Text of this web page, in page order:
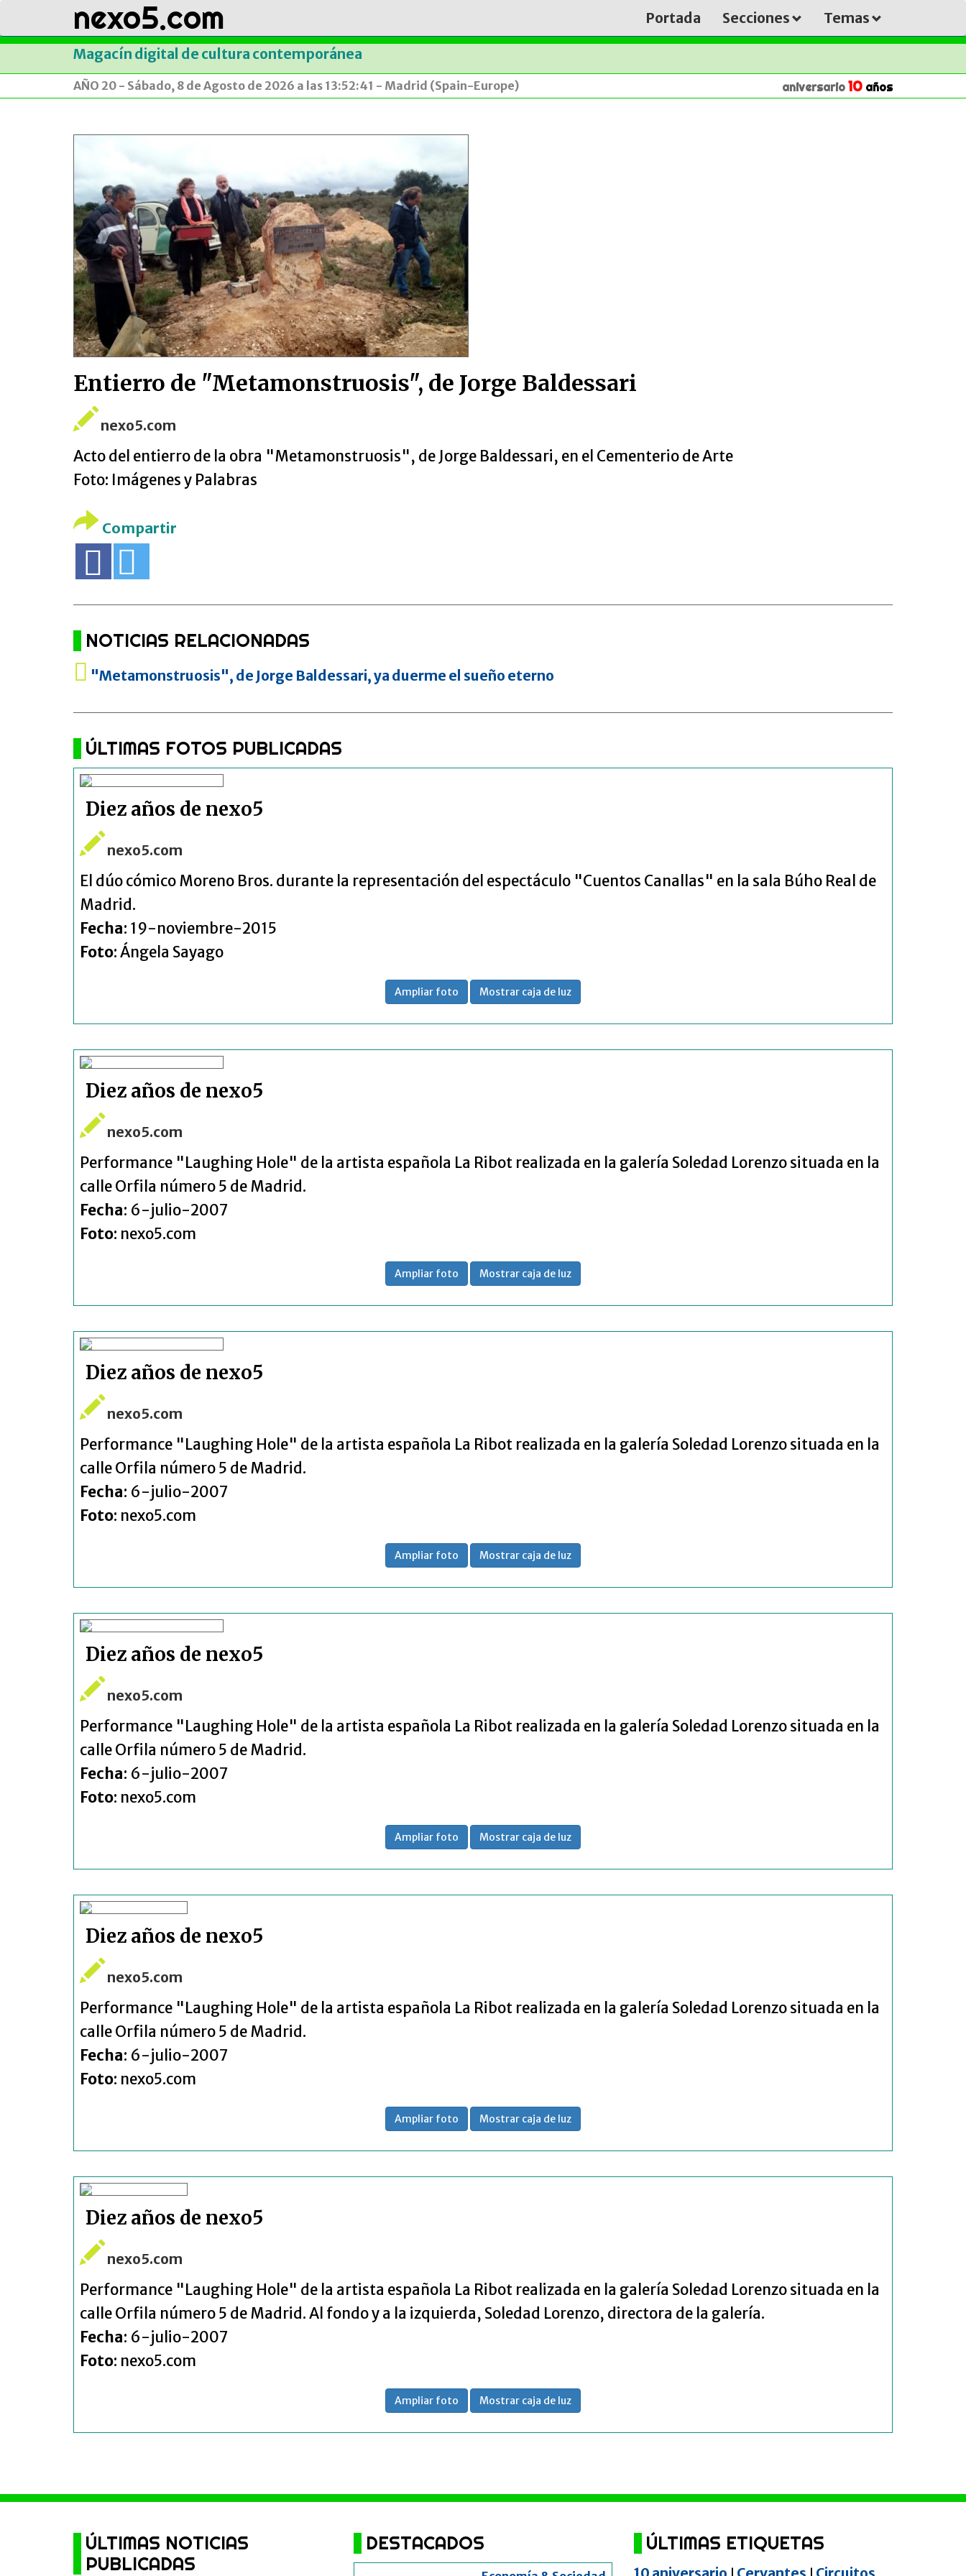
nexo5.com Portada Secciones Temas
Magacín digital de cultura contemporánea
AÑO 20 - Sábado, 8 de Agosto de 2026 a las 13:52:41 - Madrid (Spain-Europe) aniversario 10 años
Entierro de "Metamonstruosis", de Jorge Baldessari
nexo5.com
Acto del entierro de la obra "Metamonstruosis", de Jorge Baldessari, en el Cementerio de Arte
Foto: Imágenes y Palabras
Compartir
NOTICIAS RELACIONADAS
"Metamonstruosis", de Jorge Baldessari, ya duerme el sueño eterno
ÚLTIMAS FOTOS PUBLICADAS
Diez años de nexo5
nexo5.com
El dúo cómico Moreno Bros. durante la representación del espectáculo "Cuentos Canallas" en la sala Búho Real de
Madrid.
Fecha: 19-noviembre-2015
Foto: Ángela Sayago
Ampliar foto Mostrar caja de luz
Diez años de nexo5
nexo5.com
Performance "Laughing Hole" de la artista española La Ribot realizada en la galería Soledad Lorenzo situada en la
calle Orfila número 5 de Madrid.
Fecha: 6-julio-2007
Foto: nexo5.com
Ampliar foto Mostrar caja de luz
Diez años de nexo5
nexo5.com
Performance "Laughing Hole" de la artista española La Ribot realizada en la galería Soledad Lorenzo situada en la
calle Orfila número 5 de Madrid.
Fecha: 6-julio-2007
Foto: nexo5.com
Ampliar foto Mostrar caja de luz
Diez años de nexo5
nexo5.com
Performance "Laughing Hole" de la artista española La Ribot realizada en la galería Soledad Lorenzo situada en la
calle Orfila número 5 de Madrid.
Fecha: 6-julio-2007
Foto: nexo5.com
Ampliar foto Mostrar caja de luz
Diez años de nexo5
nexo5.com
Performance "Laughing Hole" de la artista española La Ribot realizada en la galería Soledad Lorenzo situada en la
calle Orfila número 5 de Madrid.
Fecha: 6-julio-2007
Foto: nexo5.com
Ampliar foto Mostrar caja de luz
Diez años de nexo5
nexo5.com
Performance "Laughing Hole" de la artista española La Ribot realizada en la galería Soledad Lorenzo situada en la
calle Orfila número 5 de Madrid. Al fondo y a la izquierda, Soledad Lorenzo, directora de la galería.
Fecha: 6-julio-2007
Foto: nexo5.com
Ampliar foto Mostrar caja de luz
ÚLTIMAS NOTICIAS
PUBLICADAS
DESTACADOS ÚLTIMAS ETIQUETAS